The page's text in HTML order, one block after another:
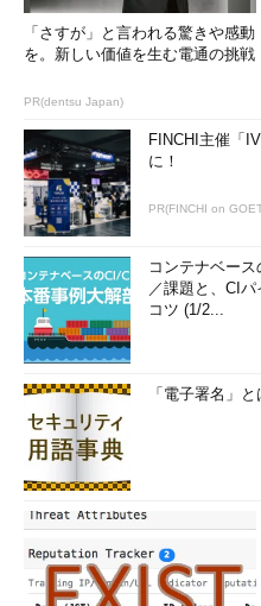
「さすが」と言われる驚きや感動
を。新しい価値を生む電通の挑戦
PR(dentsu Japan)
FINCHI主催「
に！
PR(FINCHI on
コンテナベー
／課題と、CI
コツ (1/2...
「電子署名」